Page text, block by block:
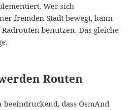
Wer sich
fremden Stadt bewegt, kann
benutzen. Das gleiche
Routen
dass OsmAnd